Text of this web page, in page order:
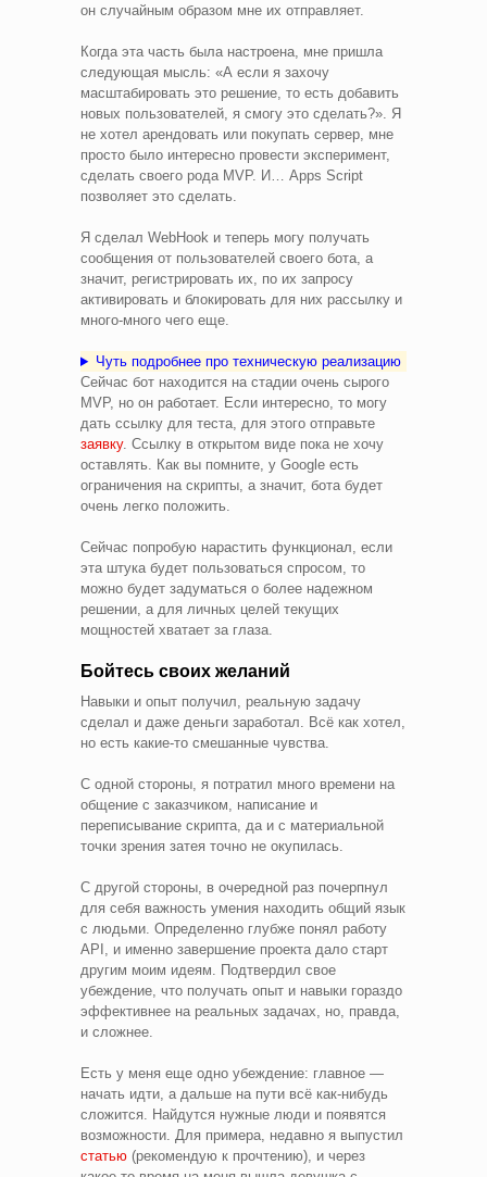
он случайным образом мне их отправляет.
Когда эта часть была настроена, мне пришла
следующая мысль: «А если я захочу
масштабировать это решение, то есть добавить
новых пользователей, я смогу это сделать?». Я
не хотел арендовать или покупать сервер, мне
просто было интересно провести эксперимент,
сделать своего рода MVP. И… Apps Script
позволяет это сделать.
Я сделал WebHook и теперь могу получать
сообщения от пользователей своего бота, а
значит, регистрировать их, по их запросу
активировать и блокировать для них рассылку и
много-много чего еще.
Чуть подробнее про техническую реализацию
Сейчас бот находится на стадии очень сырого
MVP, но он работает. Если интересно, то могу
дать ссылку для теста, для этого отправьте
заявку. Ссылку в открытом виде пока не хочу
оставлять. Как вы помните, у Google есть
ограничения на скрипты, а значит, бота будет
очень легко положить.
Сейчас попробую нарастить функционал, если
эта штука будет пользоваться спросом, то
можно будет задуматься о более надежном
решении, а для личных целей текущих
мощностей хватает за глаза.
Бойтесь своих желаний
Навыки и опыт получил, реальную задачу
сделал и даже деньги заработал. Всё как хотел,
но есть какие-то смешанные чувства.
С одной стороны, я потратил много времени на
общение с заказчиком, написание и
переписывание скрипта, да и с материальной
точки зрения затея точно не окупилась.
С другой стороны, в очередной раз почерпнул
для себя важность умения находить общий язык
с людьми. Определенно глубже понял работу
API, и именно завершение проекта дало старт
другим моим идеям. Подтвердил свое
убеждение, что получать опыт и навыки гораздо
эффективнее на реальных задачах, но, правда,
и сложнее.
Есть у меня еще одно убеждение: главное —
начать идти, а дальше на пути всё как-нибудь
сложится. Найдутся нужные люди и появятся
возможности. Для примера, недавно я выпустил
статью (рекомендую к прочтению), и через